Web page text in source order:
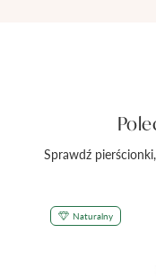
Sprawdź
Naturalny